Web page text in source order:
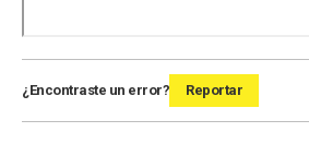
¿Encontraste un error? Reportar